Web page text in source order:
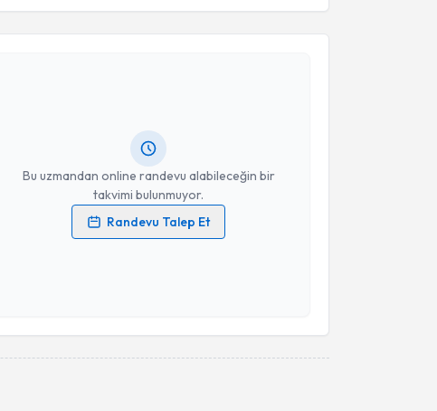
Takvim Talebini Gönder
Bu uzmandan online randevu alabileceğin bir
takvimi bulunmuyor.
Randevu Talep Et
Kişisel verilerimin işlenmesine ilişkinAydınlatma Metni
Takvim Talebini Gönder